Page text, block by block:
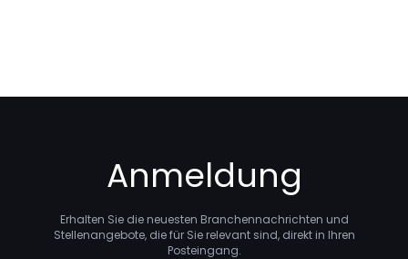
Anmeldung
Erhalten Sie die neuesten Branchennachrichten und
Stellenangebote, die für Sie relevant sind, direkt in Ihren
Posteingang.